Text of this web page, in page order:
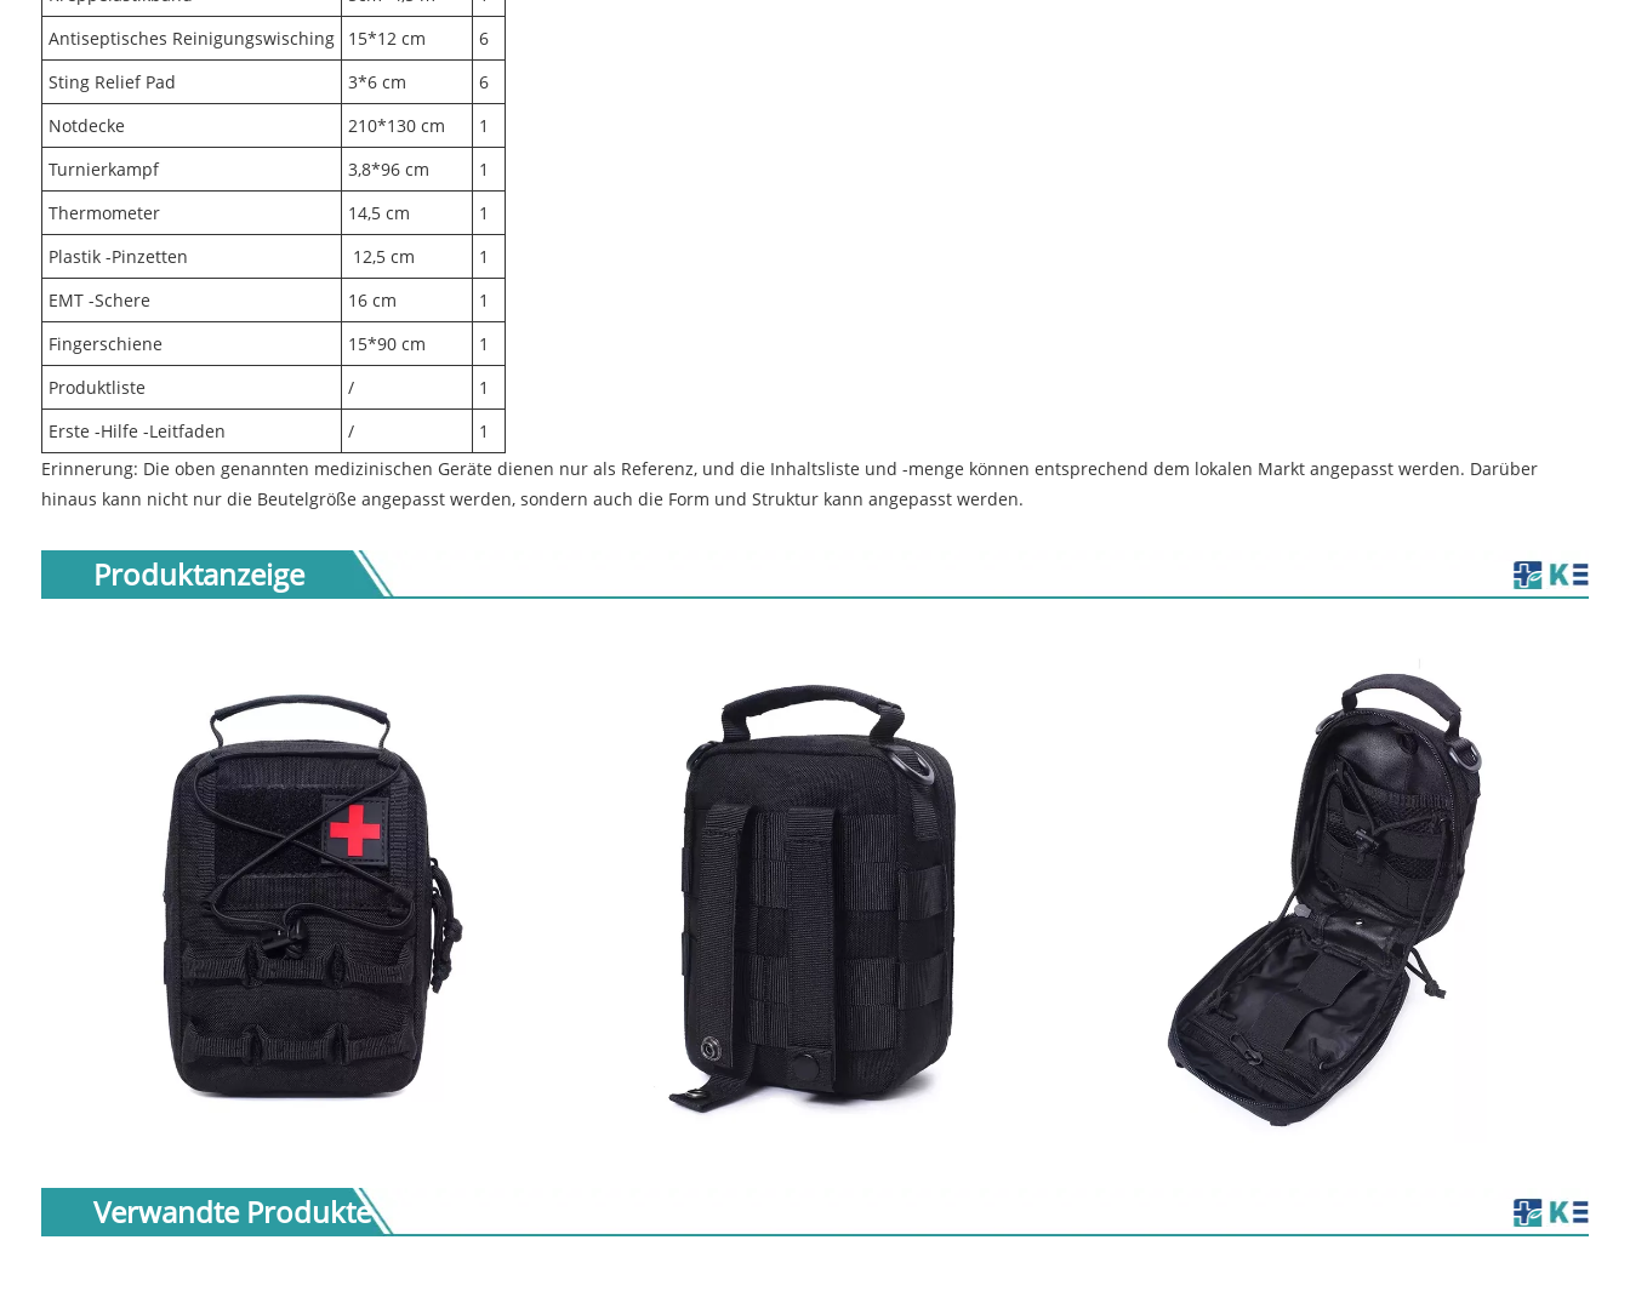
Antiseptisches Reinigungswisching
15*12 cm
6
Sting Relief Pad
3*6 cm
6
Notdecke
210*130 cm
1
Turnierkampf
3,8*96 cm
1
Thermometer
14,5 cm
1
Plastik -Pinzetten
12,5 cm
1
EMT -Schere
16 cm
1
Fingerschiene
15*90 cm
1
Produktliste
/
1
Erste -Hilfe -Leitfaden
/
1
Erinnerung: Die oben genannten medizinischen Geräte dienen nur als Referenz, und die Inhaltsliste und -menge können entsprechend dem lokalen Markt angepasst werden. Darüber
hinaus kann nicht nur die Beutelgröße angepasst werden, sondern auch die Form und Struktur kann angepasst werden.
Produktanzeige
Verwandte Produkte